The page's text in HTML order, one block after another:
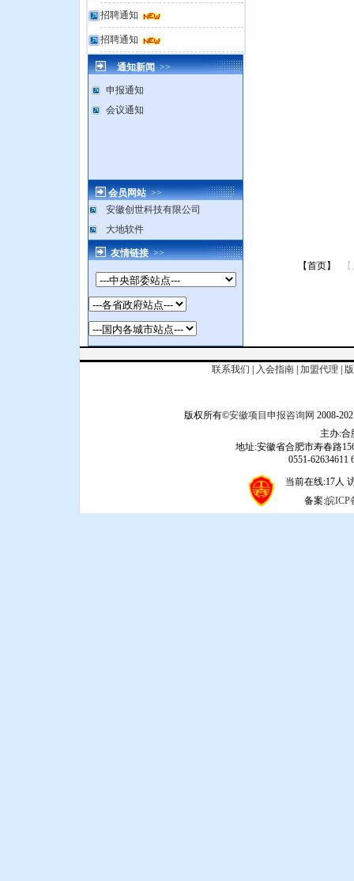
招聘通知
招聘通知
通知新闻>>
申报通知
会议通知
会员网站>>
安徽创世科技有限公司
大地软件
友情链接>>
【首页】
联系我们 入会指南| 加盟代理
版权所有©安徽项目申报咨询网 2008-
主办:合
地址:安徽省合肥市寿春路
0551-62634611
当前在线:17人
备案:皖ICP